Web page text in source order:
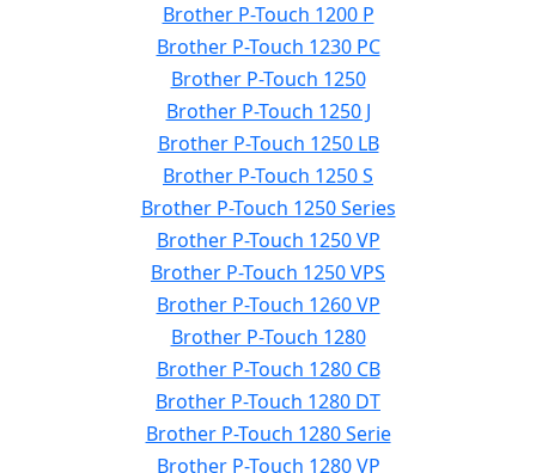
Brother P-Touch 1200 P
Brother P-Touch 1230 PC
Brother P-Touch 1250
Brother P-Touch 1250 J
Brother P-Touch 1250 LB
Brother P-Touch 1250 S
Brother P-Touch 1250 Series
Brother P-Touch 1250 VP
Brother P-Touch 1250 VPS
Brother P-Touch 1260 VP
Brother P-Touch 1280
Brother P-Touch 1280 CB
Brother P-Touch 1280 DT
Brother P-Touch 1280 Serie
Brother P-Touch 1280 VP